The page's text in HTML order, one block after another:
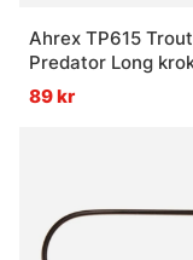
Vad är
Ahrex TP615 Trout
Predator Long
pack
89 kr